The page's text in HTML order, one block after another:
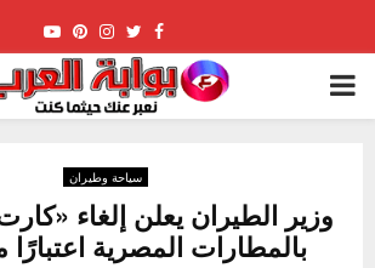
Facebook
Twitter
Instagram
Pinterest
PRIMARY
سياحة وطيران
وزير الطيران يعلن إلغاء
بالمطارات المصرية اعتبارًا